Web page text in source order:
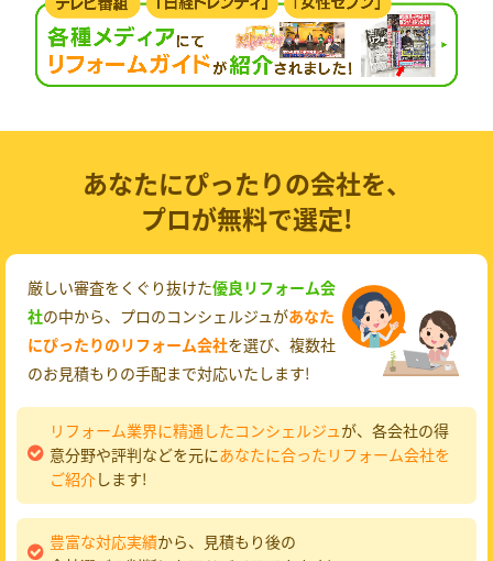
あなたにぴったりの会社を、
プロが無料で選定!
厳しい審査をくぐり抜けた優良リフォーム会
社の中から、プロのコンシェルジュがあなた
にぴったりのリフォーム会社を選び、複数社
のお見積もりの手配まで対応いたします!
リフォーム業界に精通したコンシェルジュが、各会社の得
意分野や評判などを元にあなたに合ったリフォーム会社を
ご紹介します!
豊富な対応実績から、見積もり後の